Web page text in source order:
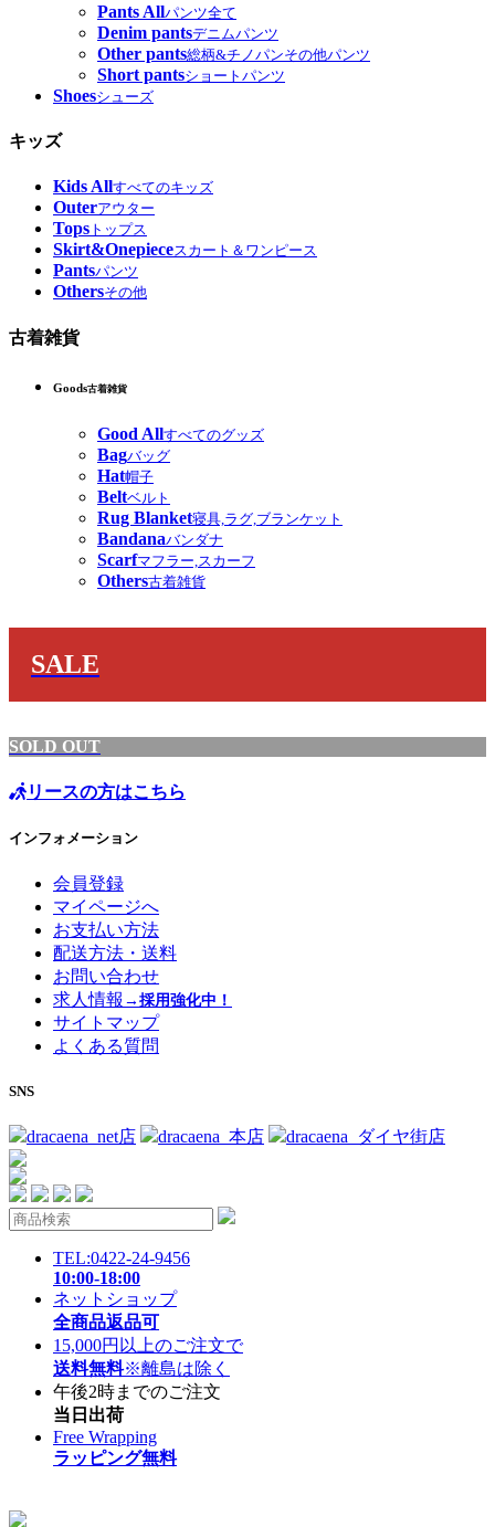
Pants Allパンツ全て
Denim pantsデニムパンツ
Other pants総柄&チノパンその他パンツ
Short pantsショートパンツ
Shoesシューズ
キッズ
Kids Allすべてのキッズ
Outerアウター
Tops トップス
Skirt&Onepieceスカート＆ワンピース
Pantsパンツ
Othersその他
古着雑貨
Goods古着雑貨
Good Allすべてのグッズ
Bagバッグ
Hat帽子
Beltベルト
Rug Blanket寝具,ラグ,ブランケット
Bandanaバンダナ
Scarfマフラー,スカーフ
Others古着雑貨
SALE
SOLD OUT
リースの方はこちら
インフォメーション
会員登録
マイページへ
お支払い方法
配送方法・送料
お問い合わせ
求人情報 →採用強化中！
サイトマップ
よくある質問
SNS
dracaena_net店 dracaena_本店 dracaena_ダイヤ街店
TEL:0422-24-9456
10:00-18:00
ネットショップ
全商品返品可
15,000円以上のご注文で
送料無料※離島は除く
午後2時までのご注文
当日出荷
Free Wrapping
ラッピング無料